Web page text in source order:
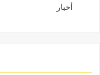
أخبار